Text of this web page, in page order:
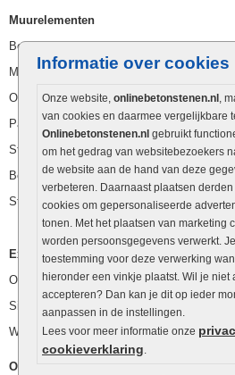
Informatie over cookies
Onze website, onlinebetonstenen.nl ,
van cookies en daarmee vergelijkbare
Onlinebetonstenen.nl gebruikt
om het gedrag van websitebezoekers
de website aan de hand van deze
verbeteren. Daarnaast plaatsen
cookies om gepersonaliseerde
tonen. Met het plaatsen van marketing
worden persoonsgegevens verwerkt.
toestemming voor deze verwerking
hieronder een vinkje plaatst. Wil je niet
accepteren? Dan kan je dit op ieder
aanpassen in de instellingen.
Lees voor meer informatie onze
cookieverklaring.
Muurelementen
Betonbielzen
Muurstenen
Opsluitbanden
Palissaden
Stapelblokken
Betonblokken
Stapelstenen
Extra benodigdheden
Ophoogzand
Siergrind en siersplit
Waterafvoer
Overig